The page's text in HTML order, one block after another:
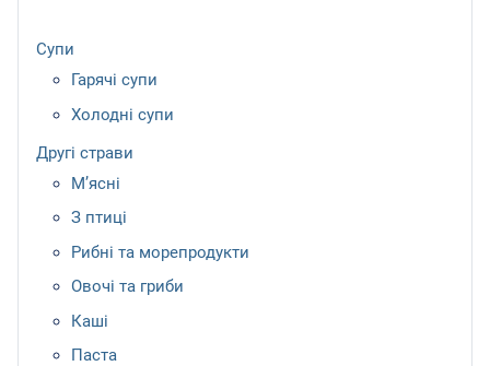
Супи
Гарячі супи
Холодні супи
Другі страви
М’ясні
З птиці
Рибні та морепродукти
Овочі та гриби
Каші
Паста